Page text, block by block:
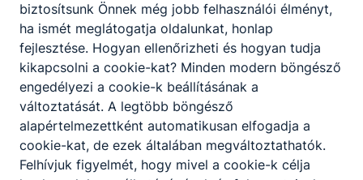
számítógépes adatgyűjtő és jelfeldolgozó
rendszert konfigurál, a felhasználói
internetes berendezések között
összeköttetéseket létesít;
adott infrastruktúrában IP alapú
telekommunikációs és adatátviteli
kapcsolatot létesít, különböző
internetprotokollokat alkalmaz;
biztosítsunk Önnek még jobb felhasználói élményt,
ha ismét meglátogatja oldalunkat, honlap
fejlesztése. Hogyan ellenőrizheti és hogyan tudja
kikapcsolni a cookie-kat? Minden modern böngésző
engedélyezi a cookie-k beállításának a
változtatását. A legtöbb böngésző
alapértelmezettként automatikusan elfogadja a
cookie-kat, de ezek általában megváltoztathatók.
Felhívjuk figyelmét, hogy mivel a cookie-k célja